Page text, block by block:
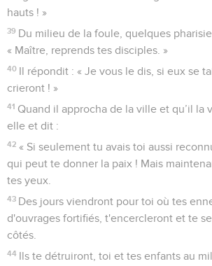
hauts ! »
39 Du milieu de la foule, quelques
« Maître, reprends tes disciples. »
40 Il répondit : « Je vous le dis, si eux se
crieront ! »
41 Quand il approcha de la ville et qu’il la
elle et dit :
42 « Si seulement tu avais toi aussi
qui peut te donner la paix ! Mais
tes yeux.
43 Des jours viendront pour toi où tes
d'ouvrages fortifiés, t'encercleront et te
côtés.
44 Ils te détruiront, toi et tes enfants au